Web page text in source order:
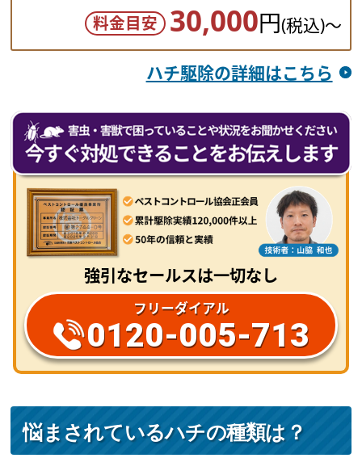
料金目安
30,000円(税込)～
ハチ駆除の詳細はこちら
強引なセールスは一切なし
フリーダイアル
0120-005-713
悩まされているハチの種類は？